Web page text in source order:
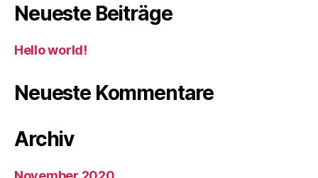
Neueste Beiträge
Hello world!
Neueste Kommentare
Archiv